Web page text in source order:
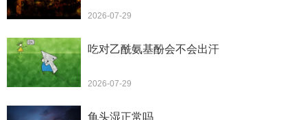
2026-07-29
吃对乙酰氨基酚会不会出汗
2026-07-29
龟头湿正常吗